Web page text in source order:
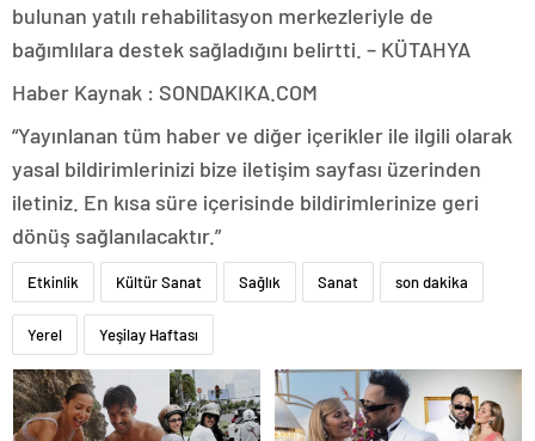
bulunan yatılı rehabilitasyon merkezleriyle de
bağımlılara destek sağladığını belirtti. – KÜTAHYA
Haber Kaynak : SONDAKIKA.COM
“Yayınlanan tüm haber ve diğer içerikler ile ilgili olarak
yasal bildirimlerinizi bize iletişim sayfası üzerinden
iletiniz. En kısa süre içerisinde bildirimlerinize geri
dönüş sağlanılacaktır.”
Etkinlik Kültür Sanat Sağlık Sanat son dakika
Yerel Yeşilay Haftası